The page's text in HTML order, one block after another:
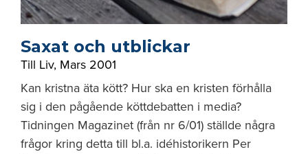
Saxat och utblickar
Till Liv, Mars 2001
Kan kristna äta kött? Hur ska en kristen förhålla
sig i den pågående köttdebatten i media?
Tidningen Magazinet (från nr 6/01) ställde några
frågor kring detta till bl.a. idéhistorikern Per